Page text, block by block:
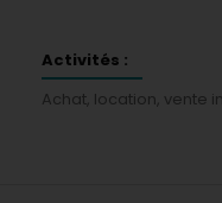
Activités :
Achat, location, vente